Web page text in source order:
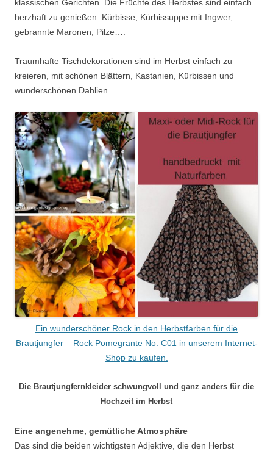
klassischen Gerichten. Die Früchte des Herbstes sind einfach
herzhaft zu genießen: Kürbisse, Kürbissuppe mit Ingwer,
gebrannte Maronen, Pilze….
Traumhafte Tischdekorationen sind im Herbst einfach zu
kreieren, mit schönen Blättern, Kastanien, Kürbissen und
wunderschönen Dahlien.
Ein wunderschöner Rock in den Herbstfarben für die
Brautjungfer – Rock Pomegrante No. C01 in unserem Internet-
Shop zu kaufen.
Die Brautjungfernkleider schwungvoll und ganz anders für die
Hochzeit im Herbst
Eine angenehme, gemütliche Atmosphäre
Das sind die beiden wichtigsten Adjektive, die den Herbst